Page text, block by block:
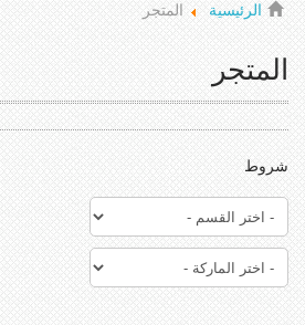
الرئيسية المتجر
المتجر
شروط